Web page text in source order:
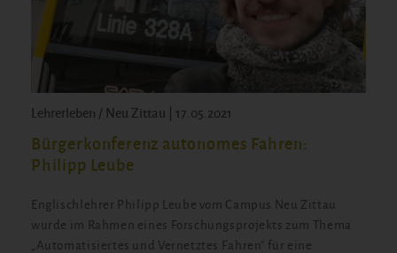
Lehrerleben / Neu Zittau | 17.05.2021
Bürgerkonferenz autonomes Fahren:
Philipp Leube
Englischlehrer Philipp Leube vom Campus Neu Zittau
wurde im Rahmen eines Forschungsprojekts zum Thema
„Automatisiertes und Vernetztes Fahren“ für eine